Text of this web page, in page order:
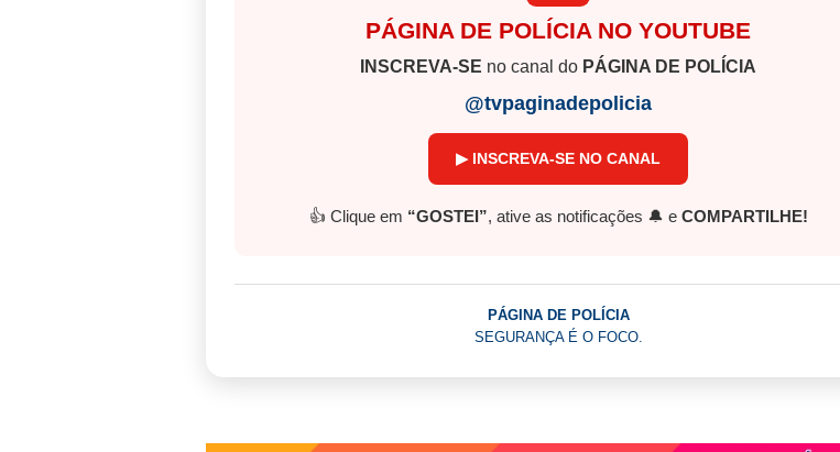
PÁGINA DE POLÍCIA NO YOUTUBE
INSCREVA-SE no canal do PÁGINA DE POLÍCIA
@tvpaginadepolicia
▶ INSCREVA-SE NO CANAL
👍 Clique em “GOSTEI”, ative as notificações 🔔 e COMPARTILHE!
PÁGINA DE POLÍCIA
SEGURANÇA É O FOCO.